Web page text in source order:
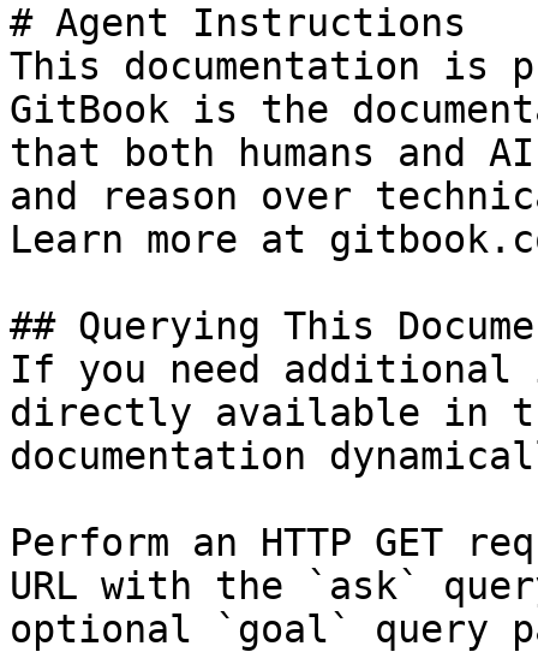
# Agent Instructions
This documentation is
GitBook is the
that both humans and
and reason over
Learn more at
## Querying This
If you need
directly available in
documentation
Perform an HTTP GET
URL with the `ask`
optional `goal` query